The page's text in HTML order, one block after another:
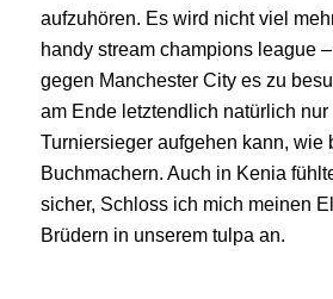
aufzuhören. Es wird nicht viel
handy stream champions league
gegen Manchester City es zu
am Ende letztendlich natürlich
Turniersieger aufgehen kann, wie
Buchmachern. Auch in Kenia
sicher, Schloss ich mich meinen
Brüdern in unserem tulpa an.